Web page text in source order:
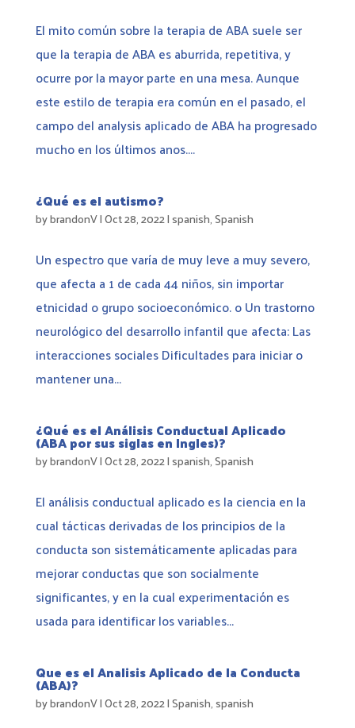
El mito común sobre la terapia de ABA suele ser
que la terapia de ABA es aburrida, repetitiva, y
ocurre por la mayor parte en una mesa. Aunque
este estilo de terapia era común en el pasado, el
campo del analysis aplicado de ABA ha progresado
mucho en los últimos anos....
¿Qué es el autismo?
bybrandonV|Oct 28, 2022|spanish,Spanish
Un espectro que varía de muy leve a muy severo,
que afecta a 1 de cada 44 niños, sin importar
etnicidad o grupo socioeconómico. o Un trastorno
neurológico del desarrollo infantil que afecta: Las
interacciones sociales Dificultades para iniciar o
mantener una...
¿Qué es el Análisis Conductual Aplicado
(ABA por sus siglas en Ingles)?
bybrandonV|Oct 28, 2022|spanish,Spanish
El análisis conductual aplicado es la ciencia en la
cual tácticas derivadas de los principios de la
conducta son sistemáticamente aplicadas para
mejorar conductas que son socialmente
significantes, y en la cual experimentación es
usada para identificar los variables...
Que es el Analisis Aplicado de la Conducta
(ABA)?​
bybrandonV|Oct 28, 2022|Spanish,spanish